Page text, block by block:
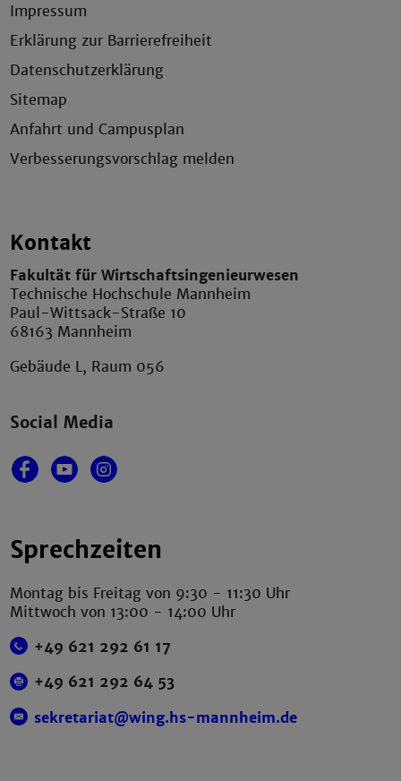
Impressum
Erklärung zur Barrierefreiheit
Datenschutzerklärung
Sitemap
Anfahrt und Campusplan
Verbesserungsvorschlag melden
Kontakt
Fakultät für Wirtschaftsingenieurwesen
Technische Hochschule Mannheim
Paul-Wittsack-Straße 10
68163 Mannheim
Gebäude L, Raum 056
Social Media
Sprechzeiten
Montag bis Freitag von 9:30 - 11:30 Uhr
Mittwoch von 13:00 - 14:00 Uhr
+49 621 292 61 17
+49 621 292 64 53
sekretariat@wing.hs-mannheim.de